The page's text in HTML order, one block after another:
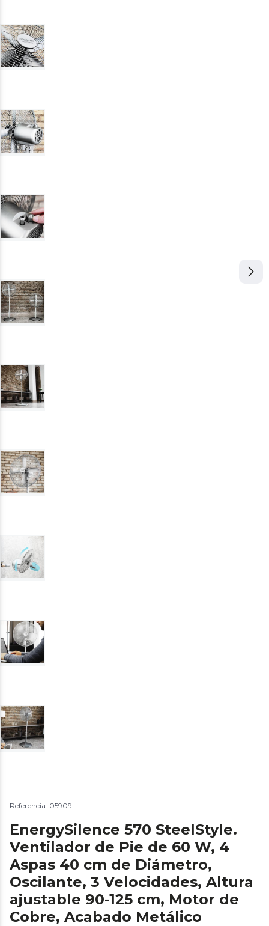
Referencia: 05909
EnergySilence 570 SteelStyle.
Ventilador de Pie de 60 W, 4
Aspas 40 cm de Diámetro,
Oscilante, 3 Velocidades, Altura
ajustable 90-125 cm, Motor de
Cobre, Acabado Metálico